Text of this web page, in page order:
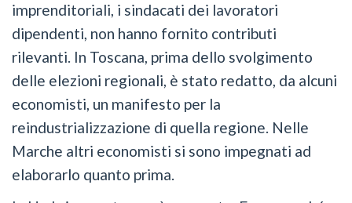
imprenditoriali, i sindacati dei lavoratori
dipendenti, non hanno fornito contributi
rilevanti. In Toscana, prima dello svolgimento
delle elezioni regionali, è stato redatto, da alcuni
economisti, un manifesto per la
reindustrializzazione di quella regione. Nelle
Marche altri economisti si sono impegnati ad
elaborarlo quanto prima.